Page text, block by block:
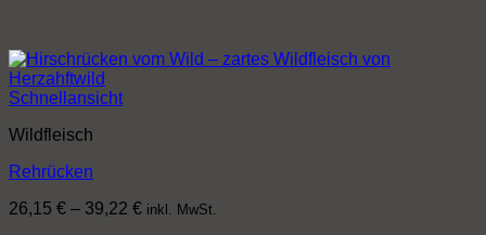
Schnellansicht
Wildfleisch
Rehrücken
26,15 € – 39,22 € inkl. MwSt.